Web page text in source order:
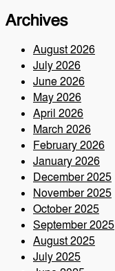
Archives
August 2026
July 2026
June 2026
May 2026
April 2026
March 2026
February 2026
January 2026
December 2025
November 2025
October 2025
September 2025
August 2025
July 2025